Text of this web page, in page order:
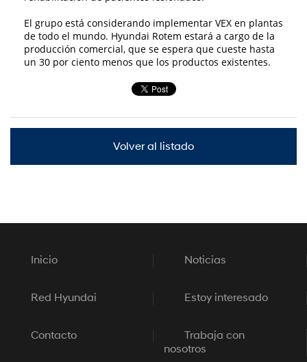
El grupo está considerando implementar VEX en plantas
de todo el mundo. Hyundai Rotem estará a cargo de la
producción comercial, que se espera que cueste hasta
un 30 por ciento menos que los productos existentes.
Volver al listado
Inicio Noticias
Red Hyundai Estoy interesado
Contacto
Trabaja con
nosotros